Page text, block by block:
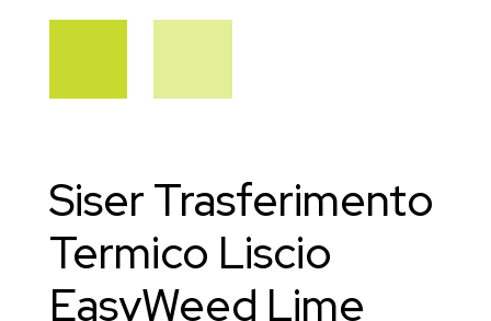
Siser Trasferimento
Termico Liscio
EasyWeed Lime